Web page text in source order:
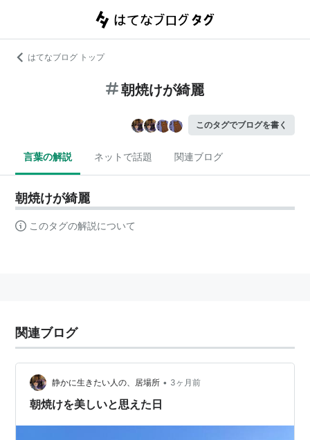
はてなブログ トップ
朝焼けが綺麗
このタグでブログを書く
言葉の解説 ネットで話題 関連ブログ
朝焼けが綺麗
このタグの解説について
関連ブログ
静かに生きたい人の、居場所 • 3ヶ月前
朝焼けを美しいと思えた日